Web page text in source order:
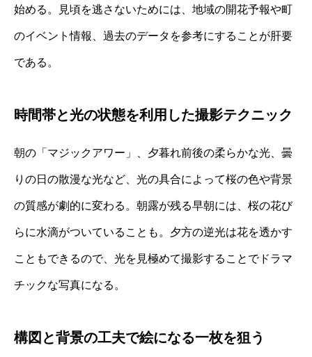
始める。見頃を逃さないためには、地域の開花予報や町
のイベント情報、過去のデータを参考にすることが肝要
である。
時間帯と光の状態を利用した撮影テクニック
朝の「マジックアワー」、夕暮れ前後の柔らかな光、曇
りの日の散漫な光など、光の具合によって桜の色や背景
の質感が劇的に変わる。朝露が残る早朝には、桜の花び
らに水滴がついていることも。夕方の逆光は花を透かす
こともできるので、光を見極めて撮影することでドラマ
チックな写真になる。
構図と背景の工夫で絵になる一枚を狙う